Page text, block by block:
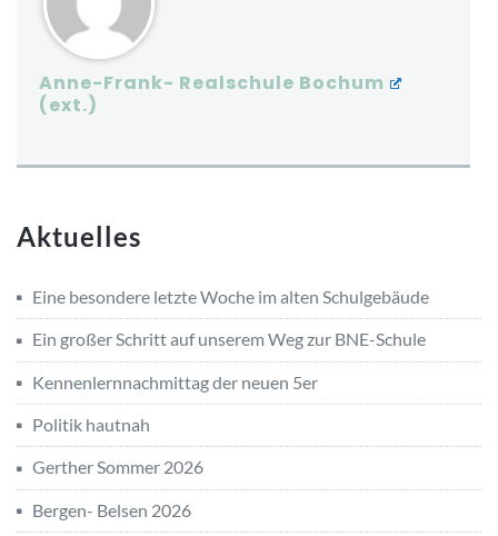
Anne-Frank- Realschule Bochum
Aktuelles
Eine besondere letzte Woche im alten Schulgebäude
Ein großer Schritt auf unserem Weg zur BNE-Schule
Kennenlernnachmittag der neuen 5er
Politik hautnah
Gerther Sommer 2026
Bergen- Belsen 2026